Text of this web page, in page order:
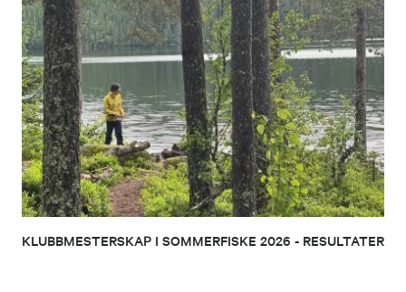
KLUBBMESTERSKAP I SOMMERFISKE 2026 - RESULTATER